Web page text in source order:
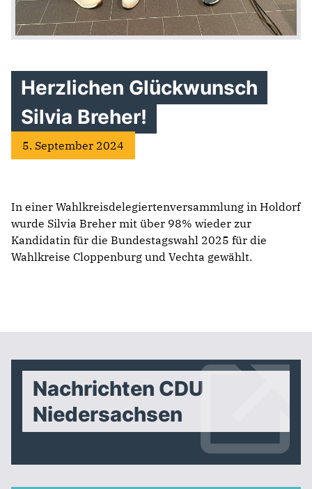
Herzlichen Glückwunsch
Silvia Breher!
5. September 2024
In einer Wahlkreisdelegiertenversammlung in Holdorf
wurde Silvia Breher mit über 98% wieder zur
Kandidatin für die Bundestagswahl 2025 für die
Wahlkreise Cloppenburg und Vechta gewählt.
Nachrichten CDU
Niedersachsen